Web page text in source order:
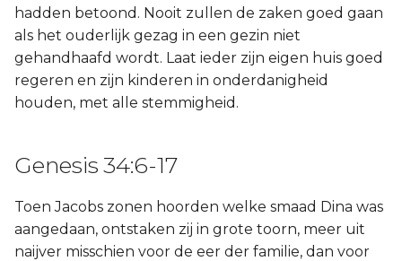
hadden betoond. Nooit zullen de zaken goed gaan
als het ouderlijk gezag in een gezin niet
gehandhaafd wordt. Laat ieder zijn eigen huis goed
regeren en zijn kinderen in onderdanigheid
houden, met alle stemmigheid.
Genesis 34:6-17
Toen Jacobs zonen hoorden welke smaad Dina was
aangedaan, ontstaken zij in grote toorn, meer uit
naijver misschien voor de eer der familie, dan voor